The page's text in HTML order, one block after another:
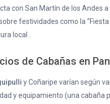
con San Martín de los Andes a
festividades como la
local .
de Cabañas en
y Coñaripe varían según
y equipamiento (una cabaña